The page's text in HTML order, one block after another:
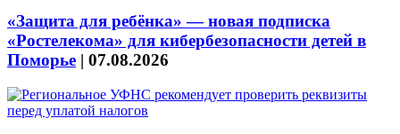
«Защита для ребёнка» — новая подписка
«Ростелекома» для кибербезопасности детей в
Поморье | 07.08.2026